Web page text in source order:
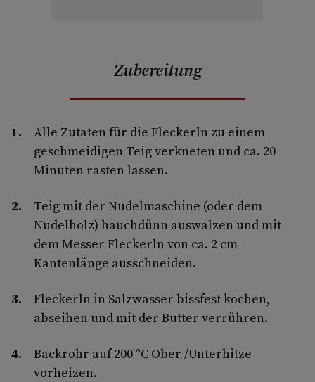
Zubereitung
Alle Zutaten für die Fleckerln zu einem
geschmeidigen Teig verkneten und ca. 20
Minuten rasten lassen.
Teig mit der Nudelmaschine (oder dem
Nudelholz) hauchdünn auswalzen und mit
dem Messer Fleckerln von ca. 2 cm
Kantenlänge ausschneiden.
Fleckerln in Salzwasser bissfest kochen,
abseihen und mit der Butter verrühren.
Backrohr auf 200 °C Ober-/Unterhitze
vorheizen.